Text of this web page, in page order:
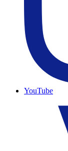
YouTube